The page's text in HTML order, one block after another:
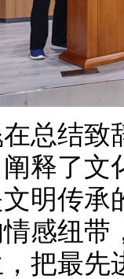
结致辞
释了文
明传承
感纽带
把最先